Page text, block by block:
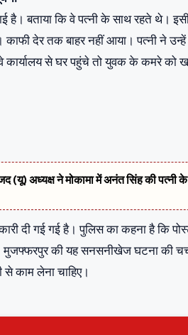
है। बताया कि वे पत्नी के साथ रहते थे।
देर तक बाहर नहीं आया। पत्नी ने
कार्यालय से घर पहुंचे तो युवक के कमरे को
(यू) अध्यक्ष ने मोकामा में अनंत सिंह की पत्नी
दी गई गई है। पुलिस का कहना है कि
मुजफ्फरपुर की यह सनसनीखेज घटना की
काम लेना चाह‍िए।